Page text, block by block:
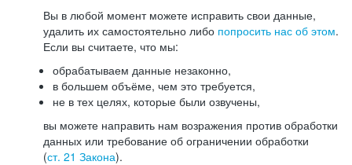
Вы в любой момент можете исправить свои данные,
удалить их самостоятельно либо попросить нас об этом.
Если вы считаете, что мы:
обрабатываем данные незаконно,
в большем объёме, чем это требуется,
не в тех целях, которые были озвучены,
вы можете направить нам возражения против обработки
данных или требование об ограничении обработки
(ст. 21 Закона).